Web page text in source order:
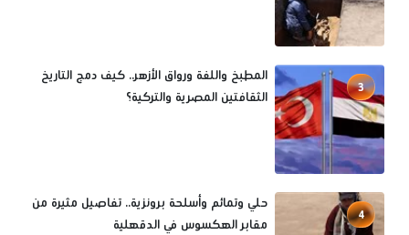
3
المطبخ واللغة ورواق الأزهر.. كيف دمج التاريخ
الثقافتين المصرية والتركية؟
4
حلي وتمائم وأسلحة برونزية.. تفاصيل مثيرة من
مقابر الهكسوس في الدقهلية